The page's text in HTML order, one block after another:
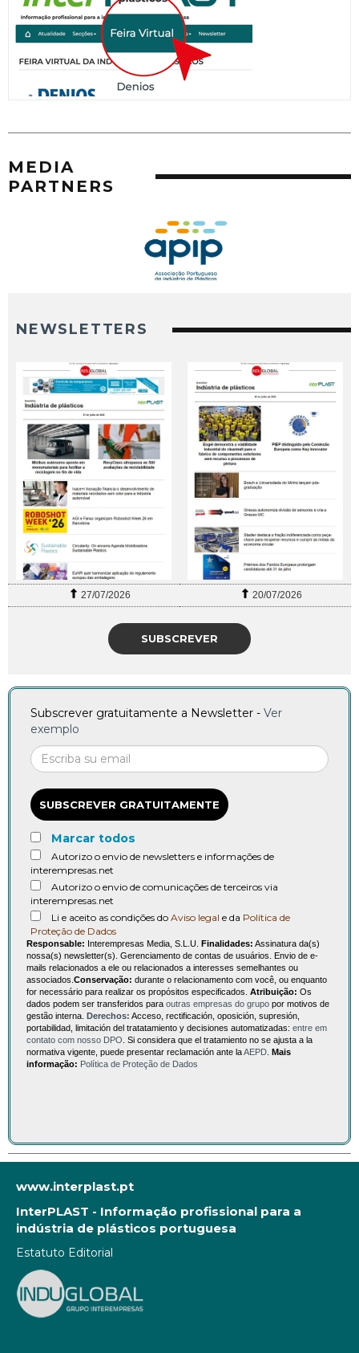
MEDIA
PARTNERS
NEWSLETTERS
27/07/2026 20/07/2026
SUBSCREVER
Subscrever gratuitamente a Newsletter - Ver
exemplo
SUBSCREVER GRATUITAMENTE
Marcar todos
Autorizo o envio de newsletters e informações de
interempresas.net
Autorizo o envio de comunicações de terceiros via
interempresas.net
Li e aceito as condições do Aviso legal e da Política de
Proteção de Dados
Responsable: Interempresas Media, S.L.U. Finalidades: Assinatura da(s)
nossa(s) newsletter(s). Gerenciamento de contas de usuários. Envio de e-
mails relacionados a ele ou relacionados a interesses semelhantes ou
associados. Conservação: durante o relacionamento com você, ou enquanto
for necessário para realizar os propósitos especificados. Atribuição: Os
dados podem ser transferidos para outras empresas do grupo por motivos de
gestão interna. Derechos: Acceso, rectificación, oposición, supresión,
portabilidad, limitación del tratatamiento y decisiones automatizadas: entre em
contato com nosso DPO . Si considera que el tratamiento no se ajusta a la
normativa vigente, puede presentar reclamación ante laAEPD Mais
informação: Política de Proteção de Dados
www.interplast.pt
InterPLAST - Informação profissional para a
indústria de plásticos portuguesa
Estatuto Editorial